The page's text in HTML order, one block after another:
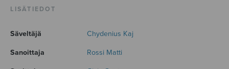
LISÄTIEDOT
Säveltäjä Chydenius Kaj
Sanoittaja Rossi Matti